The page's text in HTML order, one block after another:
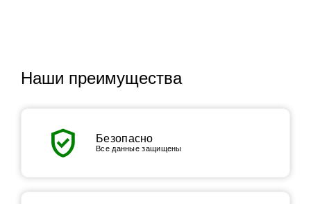
Наши преимущества
verified_user Безопасно
Все данные защищены